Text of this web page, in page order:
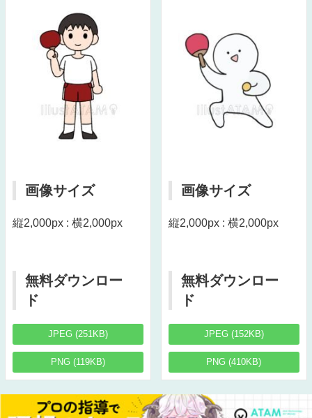
画像サイズ
縦2,000px : 横2,000px
無料ダウンロー
ド
JPEG (251KB)
PNG (119KB)
画像サイズ
縦2,000px : 横2,000px
無料ダウンロー
ド
JPEG (152KB)
PNG (410KB)